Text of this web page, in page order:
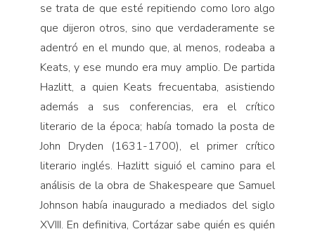
se trata de que esté repitiendo como loro algo
que dijeron otros, sino que verdaderamente se
adentró en el mundo que, al menos, rodeaba a
Keats, y ese mundo era muy amplio. De partida
Hazlitt, a quien Keats frecuentaba, asistiendo
además a sus conferencias, era el crítico
literario de la época; había tomado la posta de
John Dryden (1631-1700), el primer crítico
literario inglés. Hazlitt siguió el camino para el
análisis de la obra de Shakespeare que Samuel
Johnson había inaugurado a mediados del siglo
XVIII. En definitiva, Cortázar sabe quién es quién